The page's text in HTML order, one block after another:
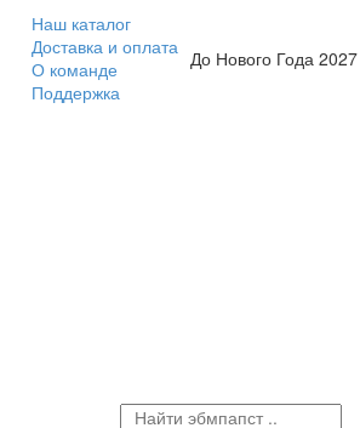
Наш каталог
Доставка и оплата
О команде
Поддержка
До Нового Года 2027